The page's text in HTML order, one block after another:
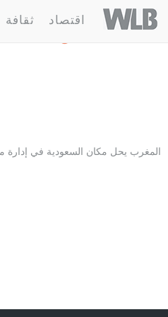
Welovebuzz
اقتصاد ثقافة
1 مقالة : دين
المغرب يحل مكان السعودية في